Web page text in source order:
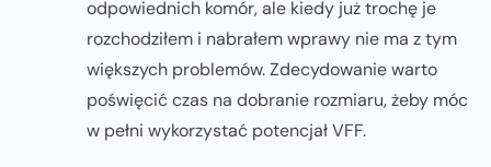
odpowiednich komór, ale kiedy już trochę je
rozchodziłem i nabrałem wprawy nie ma z tym
większych problemów. Zdecydowanie warto
poświęcić czas na dobranie rozmiaru, żeby móc
w pełni wykorzystać potencjał VFF.